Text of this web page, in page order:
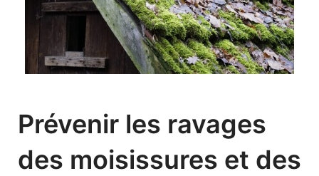
Prévenir les ravages
des moisissures et des